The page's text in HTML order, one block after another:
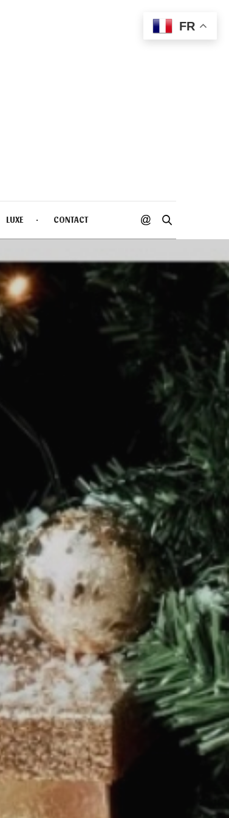
LUXE CONTACT
FR